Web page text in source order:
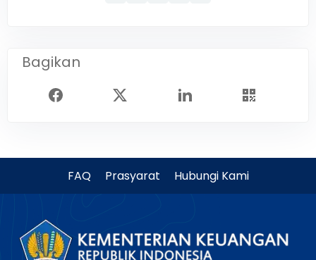
Bagikan
FAQ Prasyarat Hubungi Kami